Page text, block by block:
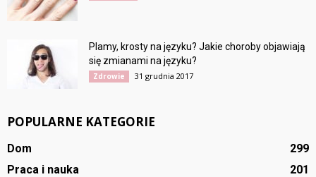
Plamy, krosty na języku? Jakie choroby objawiają
się zmianami na języku?
Zdrowie 31 grudnia 2017
POPULARNE KATEGORIE
Dom
299
Praca i nauka
201